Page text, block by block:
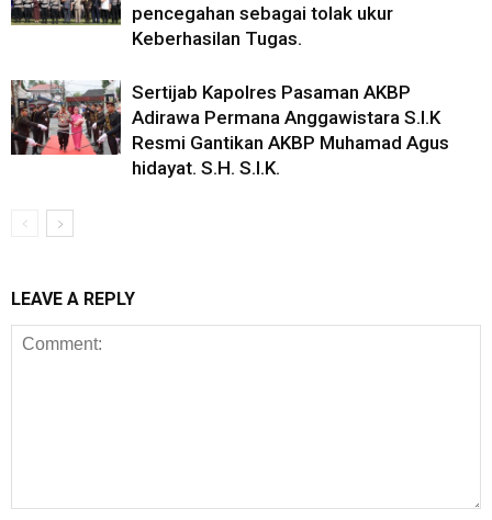
pencegahan sebagai tolak ukur
Keberhasilan Tugas.
Sertijab Kapolres Pasaman AKBP
Adirawa Permana Anggawistara S.I.K
Resmi Gantikan AKBP Muhamad Agus
hidayat. S.H. S.I.K.
LEAVE A REPLY